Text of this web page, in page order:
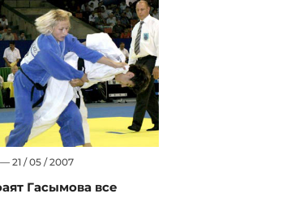
— 21 / 05 / 2007
Гасымова все